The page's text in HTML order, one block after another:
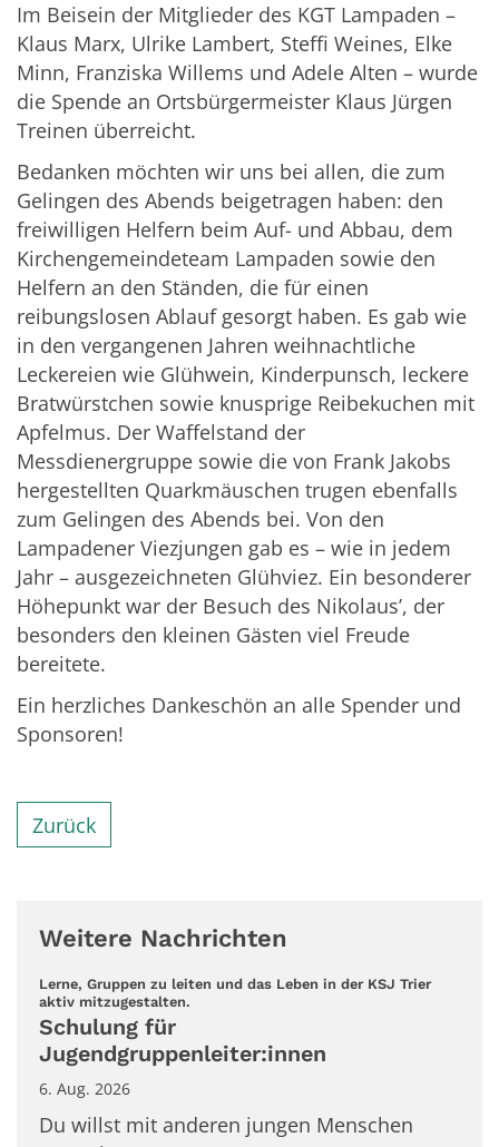
Im Beisein der Mitglieder des KGT Lampaden –
Klaus Marx, Ulrike Lambert, Steffi Weines, Elke
Minn, Franziska Willems und Adele Alten – wurde
die Spende an Ortsbürgermeister Klaus Jürgen
Treinen überreicht.
Bedanken möchten wir uns bei allen, die zum
Gelingen des Abends beigetragen haben: den
freiwilligen Helfern beim Auf- und Abbau, dem
Kirchengemeindeteam Lampaden sowie den
Helfern an den Ständen, die für einen
reibungslosen Ablauf gesorgt haben. Es gab wie
in den vergangenen Jahren weihnachtliche
Leckereien wie Glühwein, Kinderpunsch, leckere
Bratwürstchen sowie knusprige Reibekuchen mit
Apfelmus. Der Waffelstand der
Messdienergruppe sowie die von Frank Jakobs
hergestellten Quarkmäuschen trugen ebenfalls
zum Gelingen des Abends bei. Von den
Lampadener Viezjungen gab es – wie in jedem
Jahr – ausgezeichneten Glühviez. Ein besonderer
Höhepunkt war der Besuch des Nikolaus’, der
besonders den kleinen Gästen viel Freude
bereitete.
Ein herzliches Dankeschön an alle Spender und
Sponsoren!
Zurück
Weitere Nachrichten
Lerne, Gruppen zu leiten und das Leben in der KSJ Trier
aktiv mitzugestalten.
Schulung für
Jugendgruppenleiter:innen
6. Aug. 2026
Du willst mit anderen jungen Menschen